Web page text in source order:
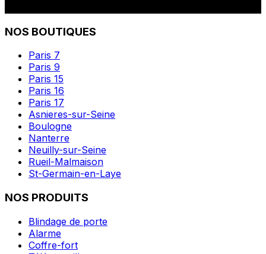
NOS BOUTIQUES
Paris 7
Paris 9
Paris 15
Paris 16
Paris 17
Asnieres-sur-Seine
Boulogne
Nanterre
Neuilly-sur-Seine
Rueil-Malmaison
St-Germain-en-Laye
NOS PRODUITS
Blindage de porte
Alarme
Coffre-fort